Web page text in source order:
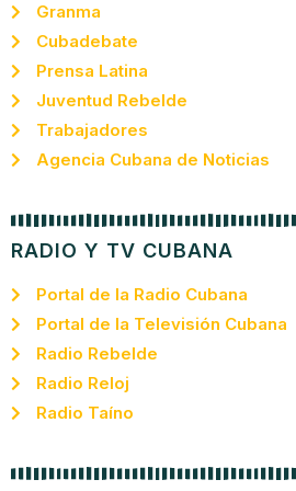
Granma
Cubadebate
Prensa Latina
Juventud Rebelde
Trabajadores
Agencia Cubana de Noticias
RADIO Y TV CUBANA
Portal de la Radio Cubana
Portal de la Televisión Cubana
Radio Rebelde
Radio Reloj
Radio Taíno